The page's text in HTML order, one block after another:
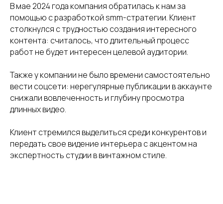
В мае 2024 года компания обратилась к нам за
помощью с разработкой smm-стратегии. Клиент
столкнулся с трудностью создания интересного
контента: считалось, что длительный процесс
работ не будет интересен целевой аудитории.
Также у компании не было времени самостоятельно
вести соцсети: нерегулярные публикации в аккаунте
снижали вовлеченность и глубину просмотра
длинных видео.
Клиент стремился выделиться среди конкурентов и
передать свое видение интерьера с акцентом на
экспертность студии в винтажном стиле.